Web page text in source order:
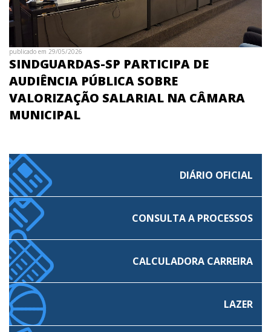
publicado em 29/05/2026
SINDGUARDAS-SP PARTICIPA DE
AUDIÊNCIA PÚBLICA SOBRE
VALORIZAÇÃO SALARIAL NA CÂMARA
MUNICIPAL
DIÁRIO OFICIAL
CONSULTA A PROCESSOS
CALCULADORA CARREIRA
LAZER